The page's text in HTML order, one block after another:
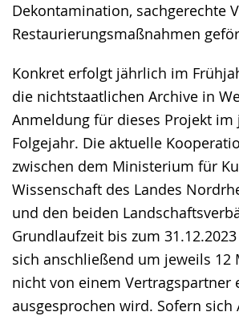
Dekontamination, sachgerechte
Restaurierungsmaßnahmen
Konkret erfolgt jährlich im
die nichtstaatlichen Archive in
Anmeldung für dieses Projekt im
Folgejahr. Die aktuelle
zwischen dem Ministerium für
Wissenschaft des Landes
und den beiden
Grundlaufzeit bis zum
sich anschließend um jeweils 12
nicht von einem Vertragspartner
ausgesprochen wird. Sofern sich